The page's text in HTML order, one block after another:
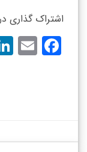
اشتراک گذاری